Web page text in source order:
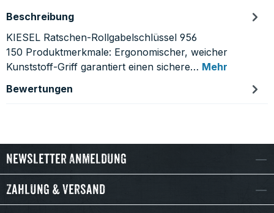
Beschreibung
KIESEL Ratschen-Rollgabelschlüssel 956
150 Produktmerkmale: Ergonomischer, weicher
Kunststoff-Griff garantiert einen sichere… Mehr
Bewertungen
Newsletter Anmeldung
Zahlung & Versand